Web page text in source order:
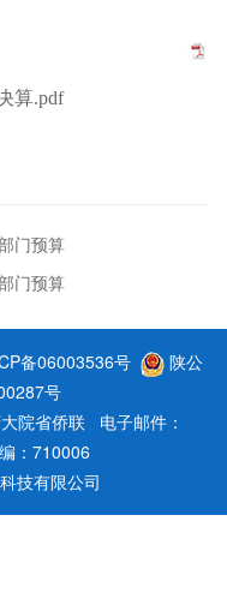
算.pdf
门预算
门预算
备06003536号
陕公
号
院省侨联 电子邮件：
：710006
技有限公司